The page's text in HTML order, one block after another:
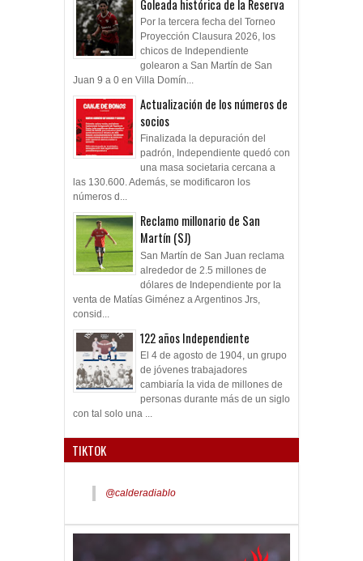
Goleada histórica de la Reserva
Por la tercera fecha del Torneo
Proyección Clausura 2026, los
chicos de Independiente
golearon a San Martín de San
Juan 9 a 0 en Villa Domín...
Actualización de los números de
socios
Finalizada la depuración del
padrón, Independiente quedó con
una masa societaria cercana a
las 130.600. Además, se modificaron los
números d...
Reclamo millonario de San
Martín (SJ)
San Martín de San Juan reclama
alrededor de 2.5 millones de
dólares de Independiente por la
venta de Matías Giménez a Argentinos Jrs,
consid...
122 años Independiente
El 4 de agosto de 1904, un grupo
de jóvenes trabajadores
cambiaría la vida de millones de
personas durante más de un siglo
con tal solo una ...
TIKTOK
@calderadiablo